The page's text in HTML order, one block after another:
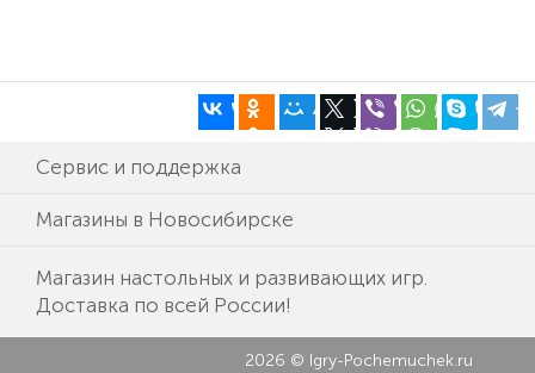
Сервис и поддержка
Магазины в Новосибирске
Магазин настольных и развивающих игр.
Доставка по всей России!
2026 © Igry-Pochemuchek.ru